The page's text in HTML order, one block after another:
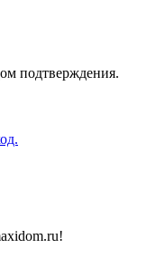
подтверждения.